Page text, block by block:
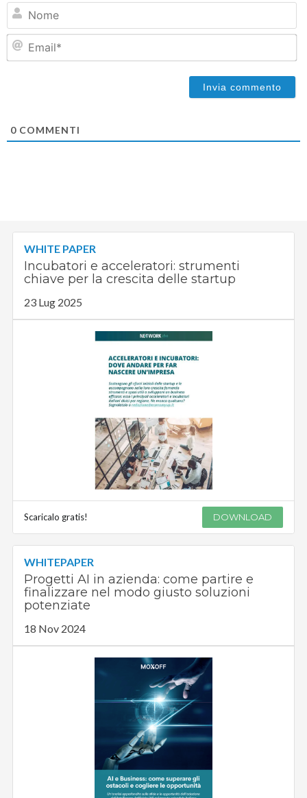
0 COMMENTI
WHITE PAPER
Incubatori e acceleratori: strumenti
chiave per la crescita delle startup
23 Lug 2025
Scaricalo gratis! DOWNLOAD
WHITEPAPER
Progetti AI in azienda: come partire e
finalizzare nel modo giusto soluzioni
potenziate
18 Nov 2024